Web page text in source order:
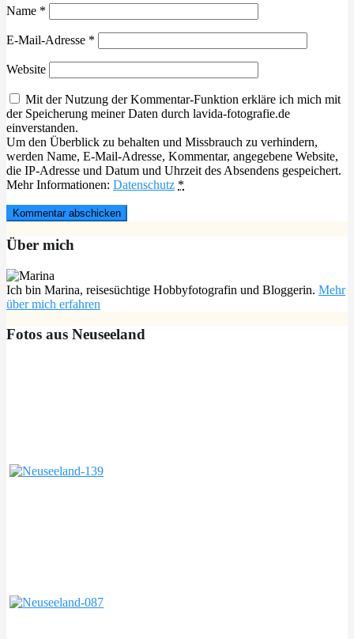
Name *
E-Mail-Adresse *
Website
Mit der Nutzung der Kommentar-Funktion erkläre ich mich mit
der Speicherung meiner Daten durch lavida-fotografie.de
einverstanden.
Um den Überblick zu behalten und Missbrauch zu verhindern,
werden Name, E-Mail-Adresse, Kommentar, angegebene Website,
die IP-Adresse und Datum und Uhrzeit des Absendens gespeichert.
Mehr Informationen: Datenschutz *
Über mich
Ich bin Marina, reisesüchtige Hobbyfotografin und Bloggerin. Mehr
über mich erfahren
Fotos aus Neuseeland